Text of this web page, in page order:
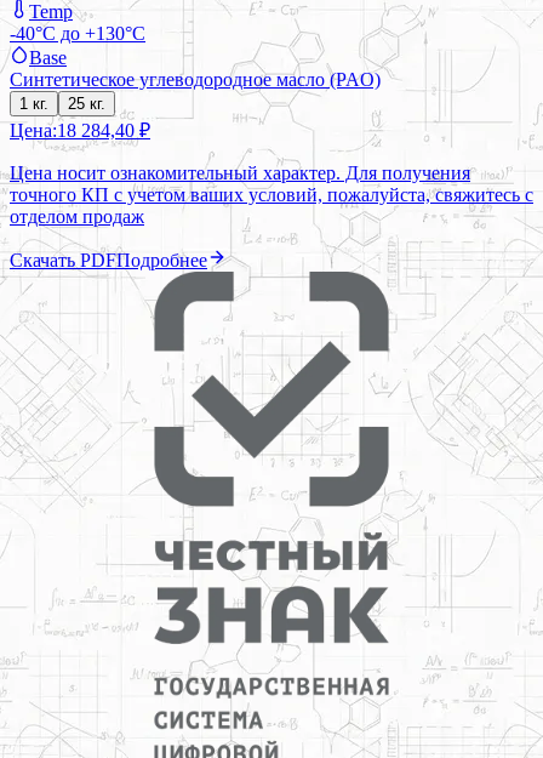
Temp
-40°C до +130°C
Base
Синтетическое углеводородное масло (PAO)
1 кг. 25 кг.
Цена:18 284,40 ₽
Цена носит ознакомительный характер. Для получения
точного КП с учетом ваших условий, пожалуйста, свяжитесь с
отделом продаж
Скачать PDFПодробнее